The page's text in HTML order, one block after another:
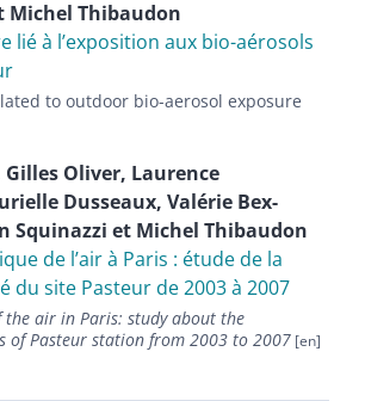
Michel Thibaudon
lié à l’exposition aux bio-aérosols
to outdoor bio-aerosol exposure
Gilles Oliver, Laurence
Dusseaux, Valérie Bex-
Squinazzi et Michel Thibaudon
de lʼair à Paris : étude de la
du site Pasteur de 2003 à 2007
air in Paris: study about the
of Pasteur station from 2003 to 2007